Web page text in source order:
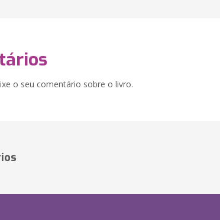
o seu comentário sobre o livro.